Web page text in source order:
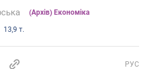
(Архів) Економіка
13,9 т.
РУС